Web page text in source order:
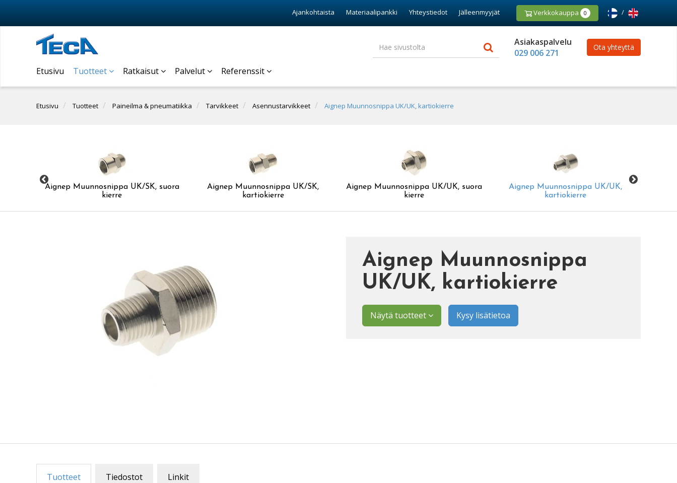
Ajankohtaista Materiaalipankki Yhteystiedot Jälleenmyyjät Verkkokauppa 0 /
Asiakaspalvelu
029 006 271
Ota yhteyttä
Etusivu Tuotteet Ratkaisut Palvelut Referenssit
Etusivu Tuotteet Paineilma & pneumatiikka Tarvikkeet Asennustarvikkeet Aignep Muunnosnippa UK/UK, kartiokierre
Aignep Muunnosnippa UK/SK, suora
kierre
Aignep Muunnosnippa UK/SK,
kartiokierre
Aignep Muunnosnippa UK/UK, suora
kierre
Aignep Muunnosnippa UK/UK,
kartiokierre
Aignep Muunnosnippa
UK/UK, kartiokierre
Näytä tuotteet Kysy lisätietoa
Tuotteet Tiedostot Linkit